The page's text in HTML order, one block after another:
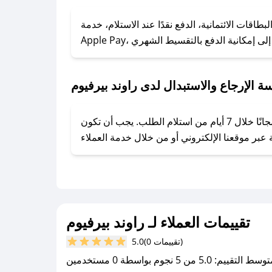
على كوبونات وخصومات حصرية، قم بما يلي:
- اضغط على أيقونة متابعة لمتجر راوند بيرفيوم في تطبيق صحصح.
- تابع حسابنا الرسمي على تويتر وقم بتفعيل زر التنبيهات.
الائتمانية، الدفع نقدًا عند الاستلام، خدمة
الإرجاع والاستبدال لدى راوند بيرفيوم
يحرص راوند بيرفيوم على توفير تجربة تسوق آمنة ومريحة لعملائه، حيث يمكنك استرجاع أو استبدال المنتجات مجانًا خلال 7 أيام من استلام الطلب. يجب أن تكون
تقييمات العملاء لـ راوند بيرفيوم
5.0 (0 تقييمات)
التقييم: 5.0 من 5 نجوم بواسطة 0 مستخدمين